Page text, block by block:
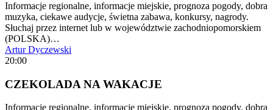
Informacje regionalne, informacje miejskie, prognoza pogody, dobra
muzyka, ciekawe audycje, świetna zabawa, konkursy, nagrody.
Słuchaj przez internet lub w województwie zachodniopomorskiem
(POLSKA)…
Artur Dyczewski
20:00
CZEKOLADA NA WAKACJE
Informacje regionalne, informacje miejskie, prognoza pogody, dobra